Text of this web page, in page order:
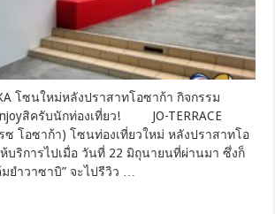
&ขอ
สิ
!
โซนใหม่หลังปราสาทโอซาก้า กิจกรรม
สิครับนักท่องเที่ยว! JO-TERRACE
ซ โอซาก้า) โซนท่องเที่ยวใหม่ หลังปราสาทโอ
บริการไปเมื่อ วันที่ 22 มิถุนายนที่ผ่านมา ซึ่งก็
ยำวาซาบิ” จะไปรีวิว …